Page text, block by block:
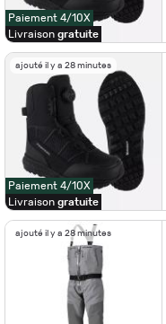
Paiement 4/10X
Livraison gratuite
ajouté il y a 28 minutes
Paiement 4/10X
Livraison gratuite
ajouté il y a 28 minutes